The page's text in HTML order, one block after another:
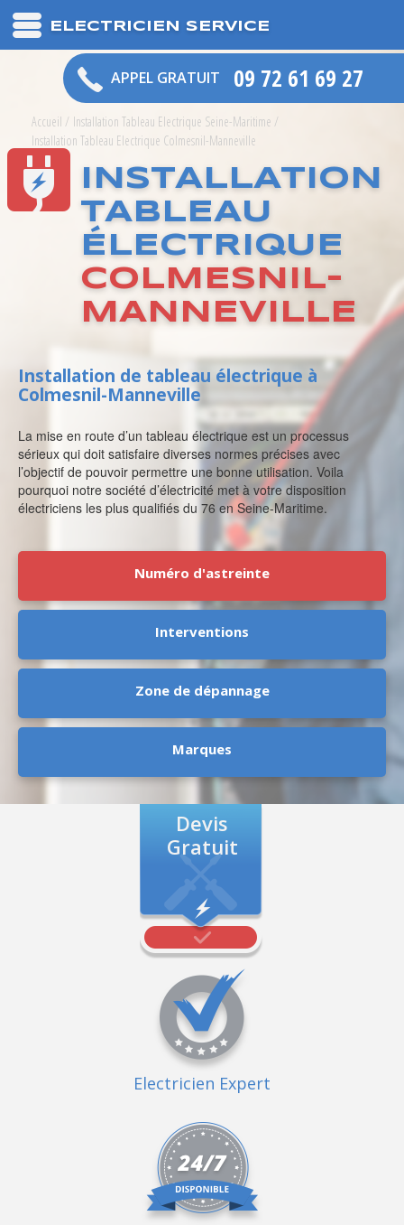
ELECTRICIEN SERVICE
APPEL GRATUIT 09 72 61 69 27
Accueil / Installation Tableau Electrique Seine-Maritime /
Installation Tableau Electrique Colmesnil-Manneville
INSTALLATION
TABLEAU
ÉLECTRIQUE
COLMESNIL-
MANNEVILLE
Installation de tableau électrique à
Colmesnil-Manneville
La mise en route d’un tableau électrique est un processus
sérieux qui doit satisfaire diverses normes précises avec
l’objectif de pouvoir permettre une bonne utilisation. Voila
pourquoi notre société d’électricité met à votre disposition
électriciens les plus qualifiés du 76 en Seine-Maritime.
Numéro d'astreinte
Interventions
Zone de dépannage
Marques
Devis
Gratuit
Electricien Expert